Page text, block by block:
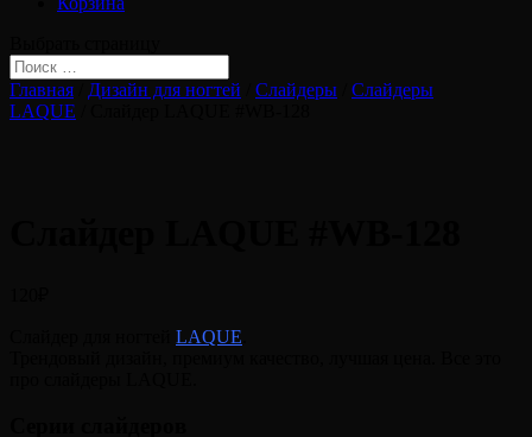
Главная Дизайн для ногтей Слайдеры
Слайдеры
LAQUE
LAQUE